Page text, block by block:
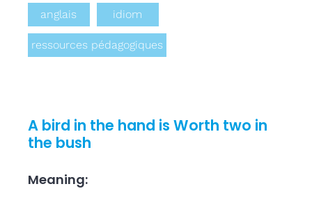
anglais idiom
ressources pédagogiques
A bird in the hand is Worth two in
the bush
Meaning: